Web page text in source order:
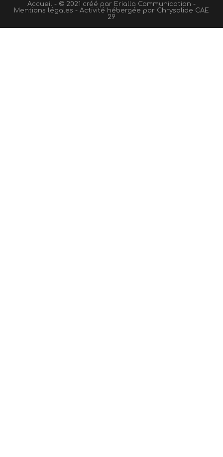
Accueil - © 2021 créé par Erialla Communication -
Mentions légales - Activité hébergée par Chrysalide CAE
29